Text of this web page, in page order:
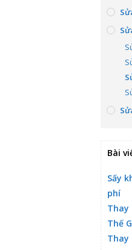
Bài
Sấy
phí
Thay
Thế
Thay